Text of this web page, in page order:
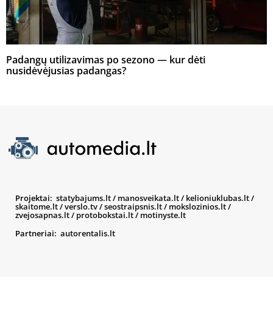
Padangų utilizavimas po sezono — kur dėti
nusidėvėjusias padangas?
Projektai: statybajums.lt/ manosveikata.lt/ kelioniuklubas.lt/
skaitome.lt/verslo.tv/seostraipsnis.lt/ mokslozinios.lt/
zvejosapnas.lt/ protobokstai.lt/ motinyste.lt
Partneriai: autorentalis.lt